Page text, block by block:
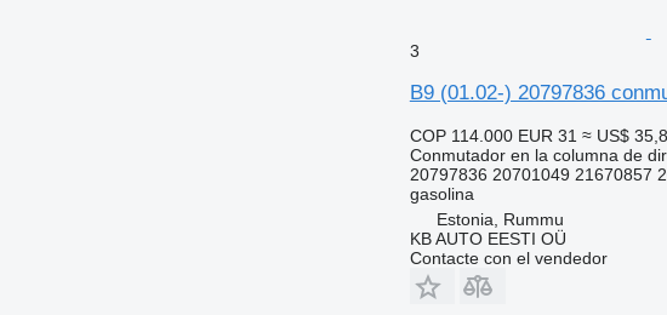
3
B9 (01.02-) 20797836
COP 114.000 EUR 31 ≈ US$
Conmutador en la columna de
20797836 20701049 21670857
gasolina
Estonia, Rummu
KB AUTO EESTI OÜ
Contacte con el vendedor